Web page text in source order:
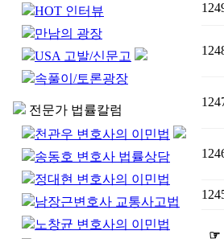
HOT 인터뷰
만남의 광장
USA 고발/신문고
속풀이/토론광장
전문가 법률칼럼
천관우 변호사의 이민법
송동호 변호사 법률상담
정대현 변호사의 이민법
남장근변호사 교통사고법
노창균 변호사의 이민법
☞